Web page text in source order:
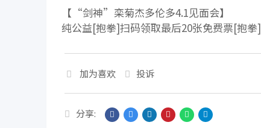
【“剑神”栾菊杰多伦多4.1见面会】
纯公益[抱拳]扫码领取最后20张免费票[抱拳]
加为喜欢 投诉
分享: